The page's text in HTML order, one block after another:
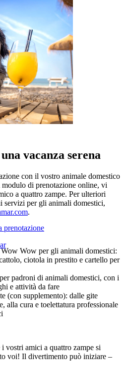
vacanza serena
con il vostro animale domestico
di prenotazione online, vi
a quattro zampe. Per ulteriori
servizi per gli animali domestici,
.
Wow per gli animali domestici:
ciotola in prestito e cartello per
padroni di animali domestici, con i
e attività da fare
(con supplemento): dalle gite
alla cura e toelettatura professionale
vostri amici a quattro zampe si
voi! Il divertimento può iniziare –
prenotazione